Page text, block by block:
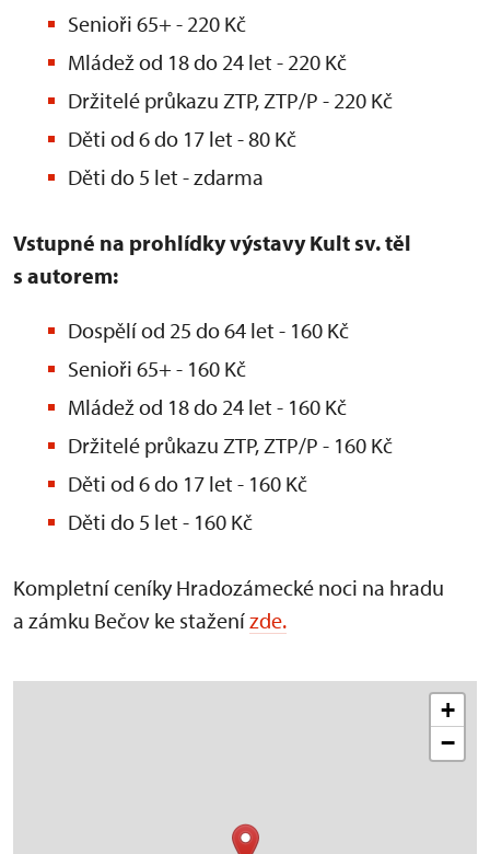
Senioři 65+ - 220 Kč
Mládež od 18 do 24 let - 220 Kč
Držitelé průkazu ZTP, ZTP/P - 220 Kč
Děti od 6 do 17 let - 80 Kč
Děti do 5 let - zdarma
Vstupné na prohlídky výstavy Kult sv. těl
s autorem:
Dospělí od 25 do 64 let - 160 Kč
Senioři 65+ - 160 Kč
Mládež od 18 do 24 let - 160 Kč
Držitelé průkazu ZTP, ZTP/P - 160 Kč
Děti od 6 do 17 let - 160 Kč
Děti do 5 let - 160 Kč
Kompletní ceníky Hradozámecké noci na hradu
a zámku Bečov ke staženízde.
+
−